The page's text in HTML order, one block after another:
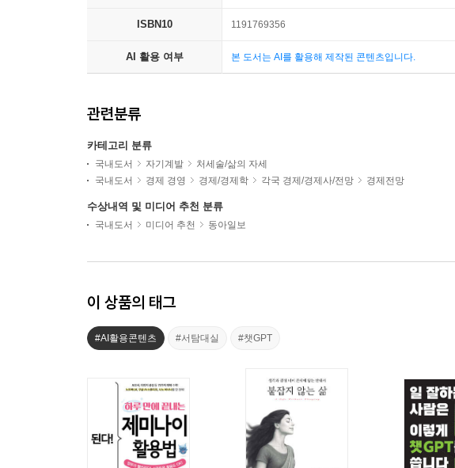
ISBN10 1191769356
AI 활용 여부 본 도서는 AI를 활용해 제작된 콘텐츠입니다.
관련분류
카테고리 분류
국내도서 자기계발
처세술/삶의 자세
국내도서
경제 경영 경제/경제학 각국 경제/경제사/전망 경제전망
수상내역 및 미디어 추천 분류
국내도서 미디어 추천 동아일보
이 상품의 태그
#AI활용콘텐츠 #서탐대실 #챗GPT